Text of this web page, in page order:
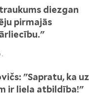
diezgan
pirmajās
"Sapratu, ka uz
ir liela atbildība!"